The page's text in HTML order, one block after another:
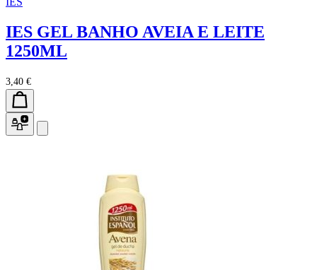
IES GEL BANHO AVEIA E LEITE
1250ML
3,40 €